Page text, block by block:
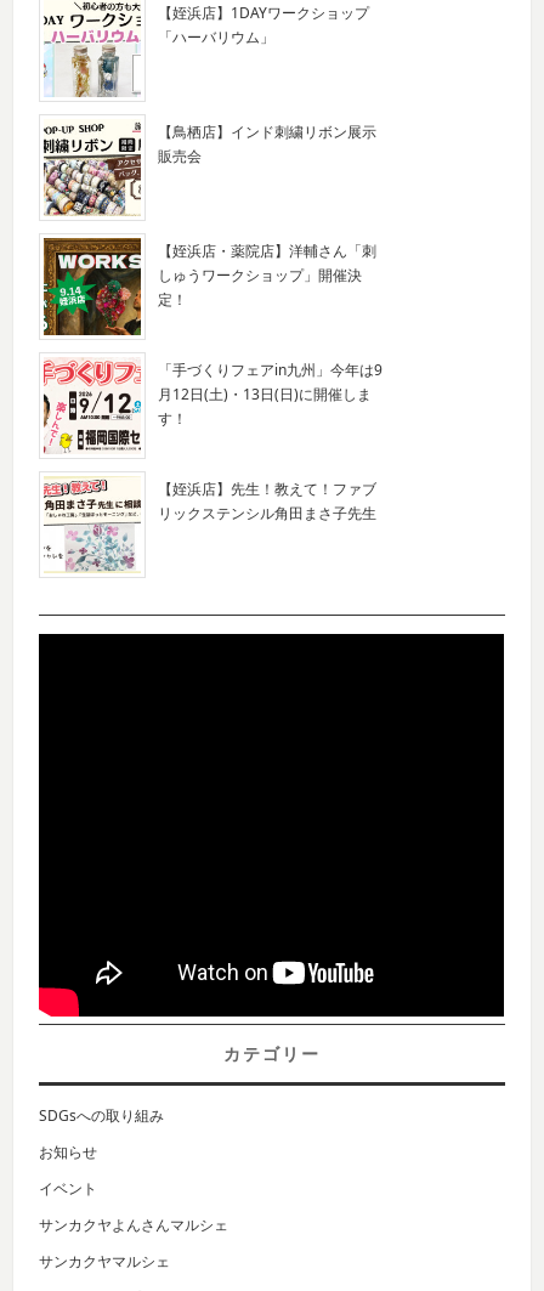
【姪浜店】1DAYワークショップ
「ハーバリウム」
【鳥栖店】インド刺繍リボン展示
販売会
【姪浜店・薬院店】洋輔さん「刺
しゅうワークショップ」開催決
定！
「手づくりフェアin九州」今年は9
月12日(土)・13日(日)に開催しま
す！
【姪浜店】先生！教えて！ファブ
リックステンシル角田まさ子先生
カテゴリー
SDGsへの取り組み
お知らせ
イベント
サンカクヤよんさんマルシェ
サンカクヤマルシェ